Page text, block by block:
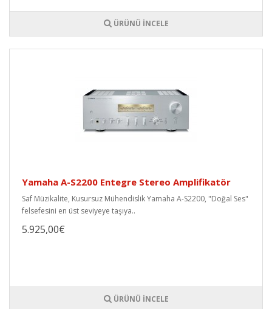
ÜRÜNÜ İNCELE
Yamaha A-S2200 Entegre Stereo Amplifikatör
Saf Müzikalite, Kusursuz Mühendislik Yamaha A-S2200, "Doğal Ses"
felsefesini en üst seviyeye taşıya..
5.925,00€
ÜRÜNÜ İNCELE